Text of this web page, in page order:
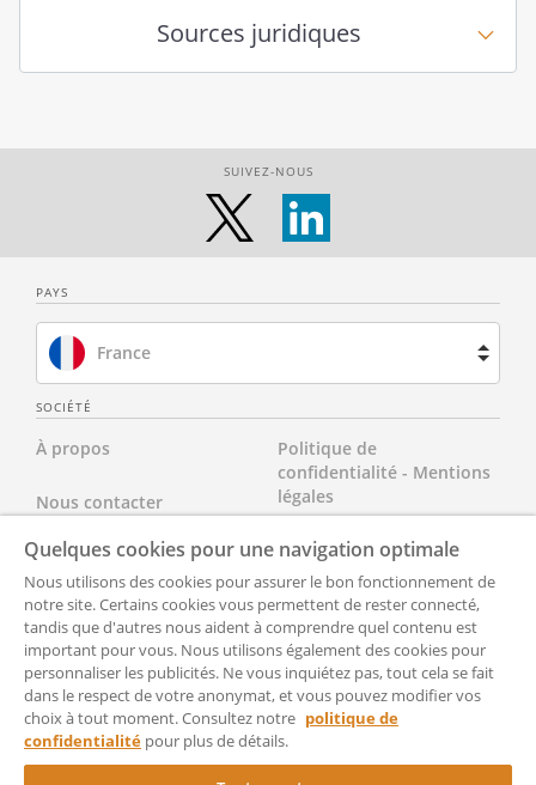
Sources juridiques
SUIVEZ-NOUS
PAYS
France
Espagne
Pays-Bas
Royaume-Uni
États-Unis
SOCIÉTÉ
À propos
Nous contacter
Tous nos documents
cgvu
Partenaires
CGU pour les avocats
RocketSign
Politique de
confidentialité - Mentions
légales
Nos tarifs
FAQ
Accessibilté
Paramètrer
Quelques cookies pour une navigation optimale
Nous utilisons des cookies pour assurer le bon fonctionnement de
notre site. Certains cookies vous permettent de rester connecté,
tandis que d'autres nous aident à comprendre quel contenu est
important pour vous. Nous utilisons également des cookies pour
personnaliser les publicités. Ne vous inquiétez pas, tout cela se fait
dans le respect de votre anonymat, et vous pouvez modifier vos
choix à tout moment. Consultez notre politique de
confidentialité pour plus de détails.